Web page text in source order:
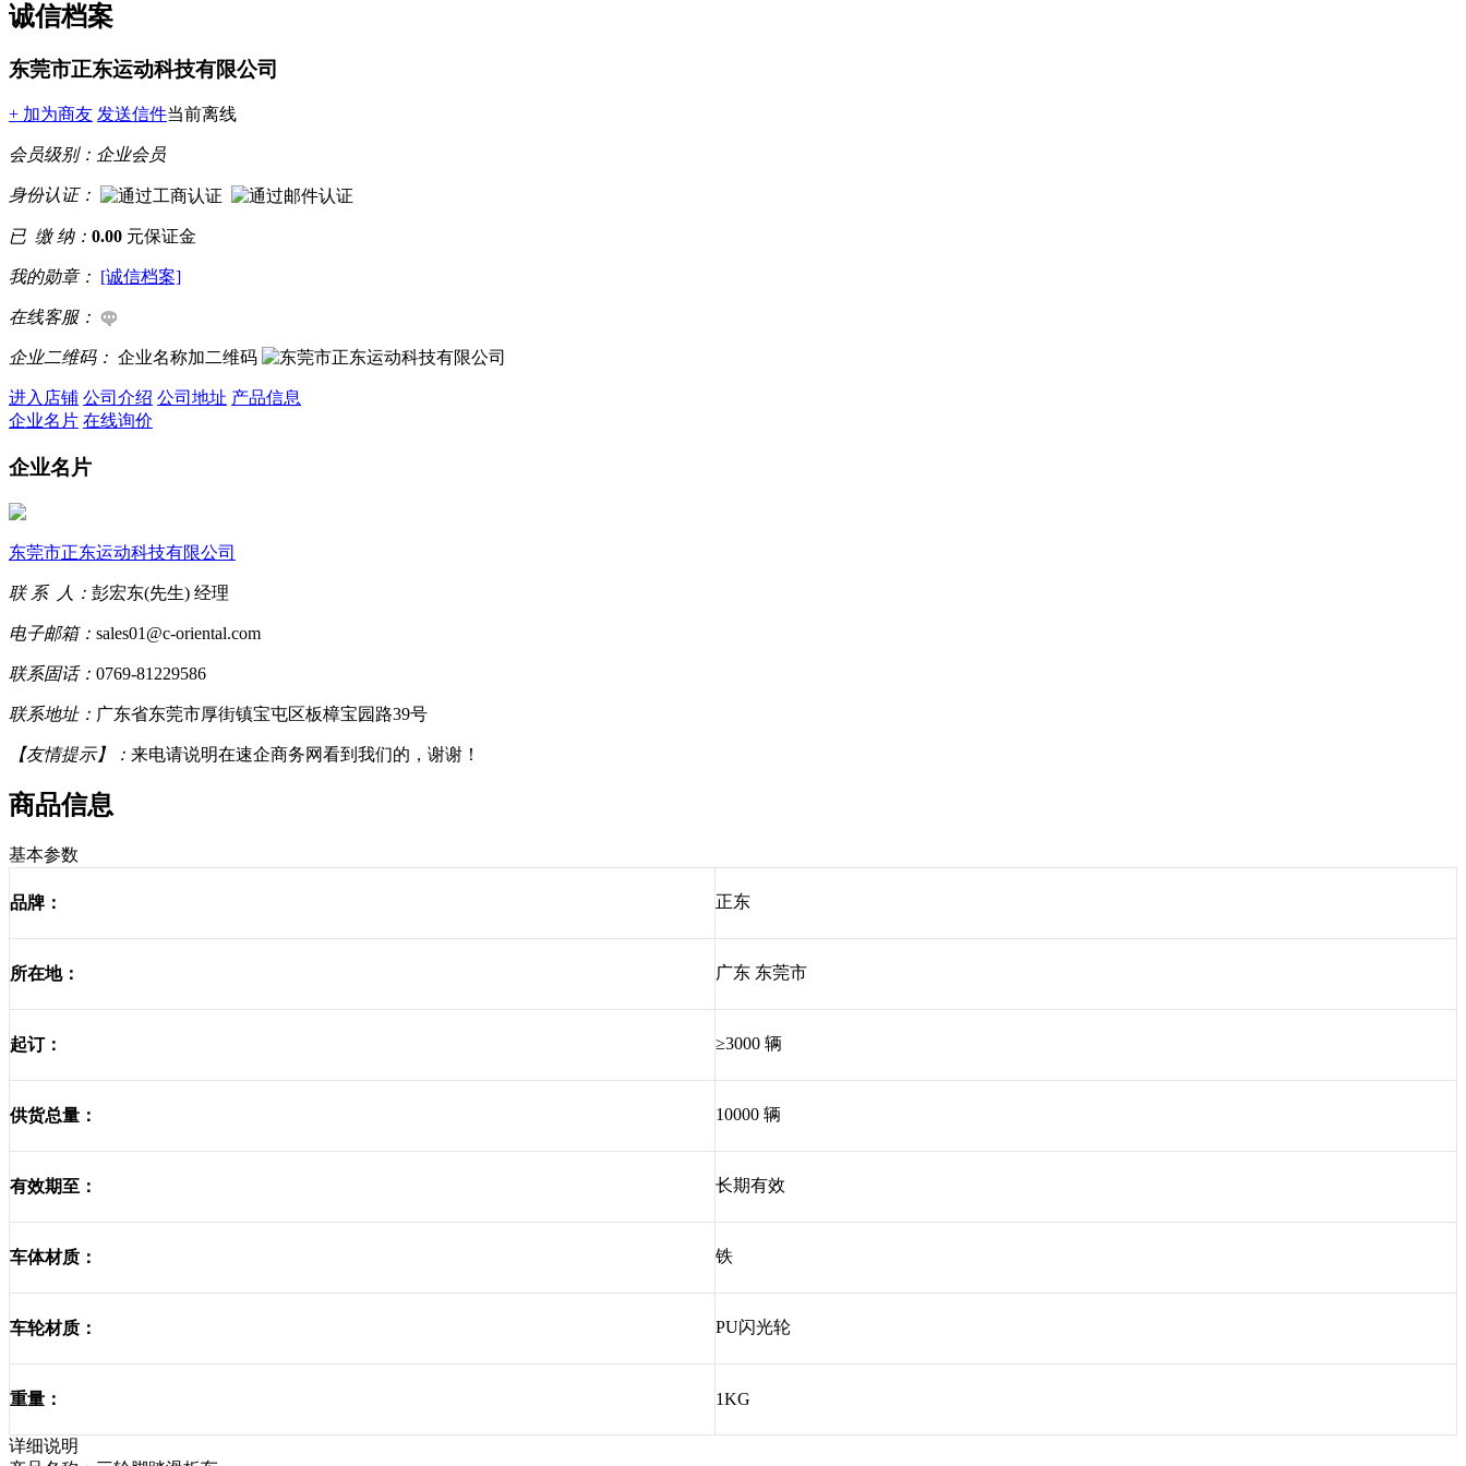
诚信档案
东莞市正东运动科技有限公司
+ 加为商友 发送信件当前离线
会员级别： 企业会员
身份认证：
已 缴 纳： 0.00 元保证金
我的勋章： [诚信档案]
在线客服：
企业二维码： 企业名称加二维码
进入店铺 公司介绍 公司地址 产品信息
企业名片 在线询价
企业名片
东莞市正东运动科技有限公司
联 系 人： 彭宏东(先生) 经理
电子邮箱： sales01@c-oriental.com
联系固话： 0769-81229586
联系地址： 广东省东莞市厚街镇宝屯区板樟宝园路39号
【友情提示】： 来电请说明在速企商务网看到我们的，谢谢！
商品信息
基本参数
品牌： 正东
所在地： 广东 东莞市
起订： ≥3000 辆
供货总量： 10000 辆
有效期至： 长期有效
车体材质： 铁
车轮材质： PU闪光轮
重量： 1KG
详细说明